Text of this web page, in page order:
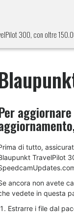
300, con oltre
di tutto,
TravelPilot
ancora non avete
vedete in questa
Estrarre i file dal